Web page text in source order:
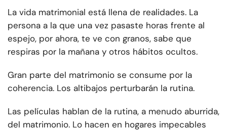
La vida matrimonial está llena de realidades. La
persona a la que una vez pasaste horas frente al
espejo, por ahora, te ve con granos, sabe que
respiras por la mañana y otros hábitos ocultos.
Gran parte del matrimonio se consume por la
coherencia. Los altibajos perturbarán la rutina.
Las películas hablan de la rutina, a menudo aburrida,
del matrimonio. Lo hacen en hogares impecables